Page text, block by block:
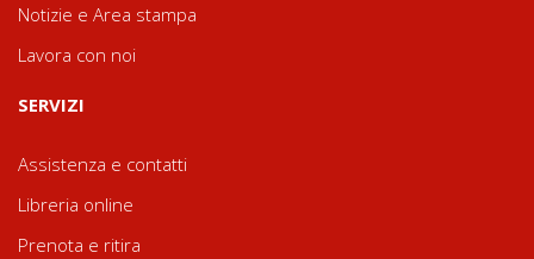
Notizie e Area stampa
Lavora con noi
SERVIZI
Assistenza e contatti
Libreria online
Prenota e ritira